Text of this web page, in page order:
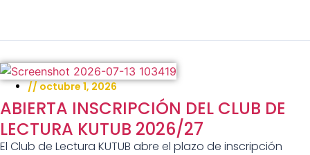
//octubre 1, 2026
ABIERTA INSCRIPCIÓN DEL CLUB DE
LECTURA KUTUB 2026/27
El Club de Lectura KUTUB abre el plazo de inscripción